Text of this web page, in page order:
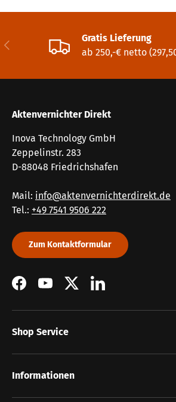
Vorherige
Gratis Lieferung
ab 250,-€ netto
Aktenvernichter Direkt
Inova Technology GmbH
Zeppelinstr. 283
D-88048 Friedrichshafen
Mail: info@aktenvernichterdirekt.de
Tel.: +49 7541 9506 222
Zum Kontaktformular
FacebookYouTubeTwitterLinkedIn
Shop Service
Informationen